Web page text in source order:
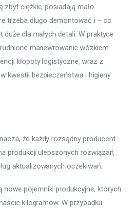
zbyt ciężkie, posiadają mało
trzeba długo demontować i – co
dla małych detali. W praktyce
manewrowanie wózkiem
kłopoty logistyczne, wraz z
kwestii bezpieczeństwa i higieny
że każdy rozsądny producent
produkcji ulepszonych rozwiązań,
aktualizowanych oczekiwań.
nowe pojemniki produkcyjne, których
kilogramów. W przypadku